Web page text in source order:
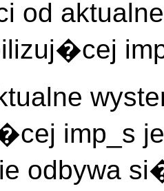
imp_s
odbywa